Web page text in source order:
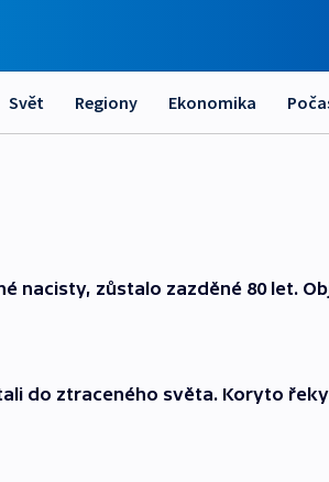
Svět Regiony Ekonomika
nacisty, zůstalo zazděné 80 let.
do ztraceného světa. Koryto